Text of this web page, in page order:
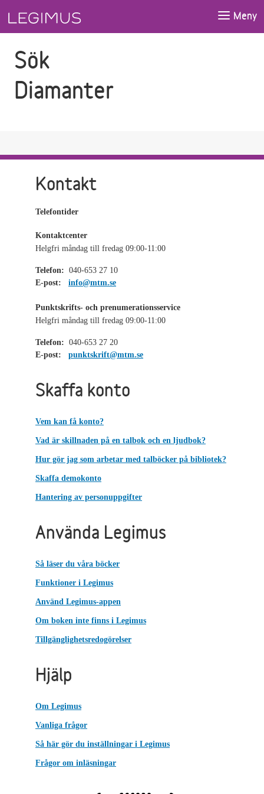
Meny
Sök
Diamanter
Kontakt
Telefontider
Kontaktcenter
Helgfri måndag till fredag 09:00-11:00
Telefon: 040-653 27 10
E-post:
info@mtm.se
Punktskrifts- och prenumerationsservice
Helgfri måndag till fredag 09:00-11:00
Telefon: 040-653 27 20
E-post:
punktskrift@mtm.se
Skaffa konto
Vem kan få konto?
Vad är skillnaden på en talbok och en ljudbok?
Hur gör jag som arbetar med talböcker på bibliotek?
Skaffa demokonto
Hantering av personuppgifter
Använda Legimus
Så läser du våra böcker
Funktioner i Legimus
Använd Legimus-appen
Om boken inte finns i Legimus
Tillgänglighetsredogörelser
Hjälp
Om Legimus
Vanliga frågor
Så här gör du inställningar i Legimus
Frågor om inläsningar